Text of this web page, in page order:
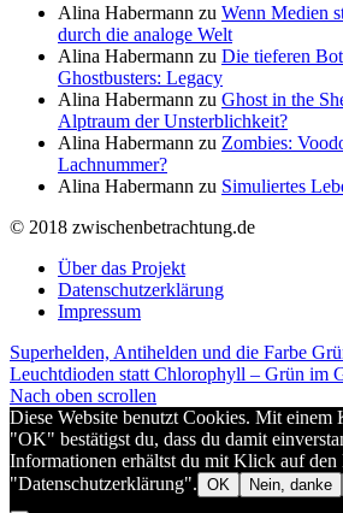
Alina Habermann zu Wenn Medien
durch die analoge Welt
Alina Habermann zu Die tieferen
Ghostbusters: Legacy
Alina Habermann zu Ghost in the
Alptraum der Unsterblichkeit?
Alina Habermann zu Zombies:
Lachnummer?
Alina Habermann zu Simuliertes
© 2018 zwischenbetrachtung.de
Über das Projekt
Datenschutzerklärung
Impressum
Superhelden, Antihelden und die Farbe
Leuchtdioden statt Chlorophyll – Grün im
Nach oben scrollen
Diese Website benutzt Cookies. Mit
"OK" bestätigst du, dass du damit
Informationen erhältst du mit Klick auf den
"Datenschutzerklärung". OK Nein, danke